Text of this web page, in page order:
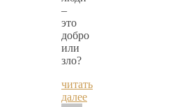
–
это
добро
или
зло?
читать
далее